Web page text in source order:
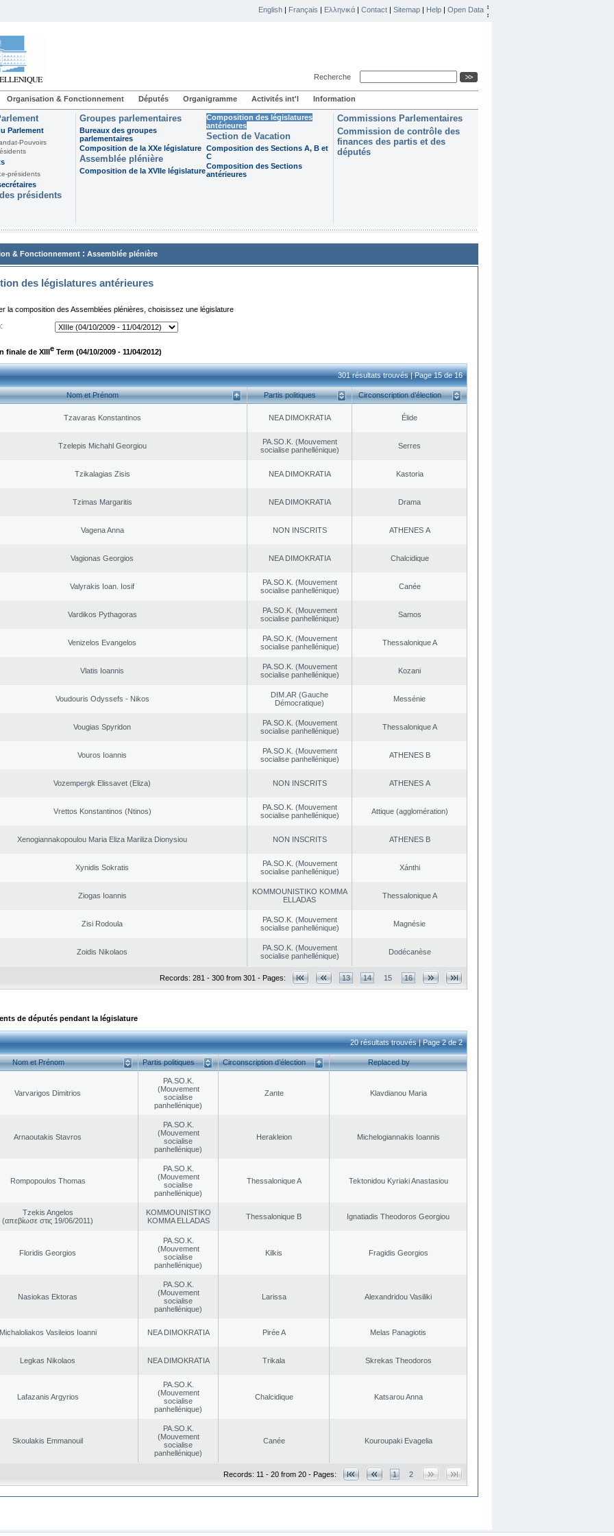
English | Français | Ελληνικά | Contact | Sitemap | Help | Open Data
Recherche
Organisation & Fonctionnement Députés Organigramme Activités int'l Information
Parlement
Pouvoirs
présidents
présidents
Groupes parlementaires
Bureaux des groupes
parlementaires
Composition de la XXe législature
Assemblée plénière
Composition de la XVIIe législature
Composition des législatures
antérieures
Section de Vacation
Composition des Sections A, B et
C
Composition des Sections
antérieures
Commissions Parlementaires
Commission de contrôle des
finances des partis et des
députés
& Fonctionnement : Assemblée plénière
des législatures antérieures
la composition des Assemblées plénières, choisissez une législature
finale de XIIIe Term (04/10/2009 - 11/04/2012)
301 résultats trouvés | Page 15 de 16
Nom et Prénom Partis politiques Circonscription d’élection
Tzavaras Konstantinos NEA DΙMOKRATIA Élide
Tzelepis Michahl Georgiou
PA.SO.K. (Mouvement
socialise panhellénique)
Serres
Tzikalagias Zisis NEA DΙMOKRATIA Kastoria
Tzimas Margaritis NEA DΙMOKRATIA Drama
Vagena Anna NON INSCRITS ATHENES Α
Vagionas Georgios NEA DΙMOKRATIA Chalcidique
Valyrakis Ioan. Iosif
PA.SO.K. (Mouvement
socialise panhellénique)
Canée
Vardikos Pythagoras
PA.SO.K. (Mouvement
socialise panhellénique)
Samos
Venizelos Evangelos
PA.SO.K. (Mouvement
socialise panhellénique)
Thessalonique A
Vlatis Ioannis
PA.SO.K. (Mouvement
socialise panhellénique)
Kozani
Voudouris Odyssefs - Nikos
DIM.AR (Gauche
Démocratique)
Messénie
Vougias Spyridon
PA.SO.K. (Mouvement
socialise panhellénique)
Thessalonique A
Vouros Ioannis
PA.SO.K. (Mouvement
socialise panhellénique)
ATHENES Β
Vozempergk Elissavet (Eliza) NON INSCRITS ATHENES Α
Vrettos Konstantinos (Ntinos)
PA.SO.K. (Mouvement
socialise panhellénique)
Αttique (agglomération)
Xenogiannakopoulou Maria Eliza Mariliza Dionysiou NON INSCRITS ATHENES Β
Xynidis Sokratis
PA.SO.K. (Mouvement
socialise panhellénique)
Xánthi
Ziogas Ioannis
KOMMOUNISTIKO KOMMA
ELLADAS
Thessalonique A
Zisi Rodoula
PA.SO.K. (Mouvement
socialise panhellénique)
Magnésie
Zoidis Nikolaos
PA.SO.K. (Mouvement
socialise panhellénique)
Dodécanèse
Records: 281 - 300 from 301 - Pages: 13 14 15 16
de députés pendant la législature
20 résultats trouvés | Page 2 de 2
Nom et Prénom Partis politiques Circonscription d’élection Replaced by
Varvarigos Dimitrios
PA.SO.K.
(Mouvement
socialise
panhellénique)
Zante Klavdianou Maria
Arnaoutakis Stavros
PA.SO.K.
(Mouvement
socialise
panhellénique)
Herakleion Michelogiannakis Ioannis
Rompopoulos Thomas
PA.SO.K.
(Mouvement
socialise
panhellénique)
Thessalonique A Tektonidou Kyriaki Anastasiou
Tzekis Angelos
(απεβίωσε στις 19/06/2011)
KOMMOUNISTIKO
KOMMA ELLADAS
Thessalonique B Ignatiadis Theodoros Georgiou
Floridis Georgios
PA.SO.K.
(Mouvement
socialise
panhellénique)
Kilkis Fragidis Georgios
Nasiokas Ektoras
PA.SO.K.
(Mouvement
socialise
panhellénique)
Larissa Alexandridou Vasiliki
Michaloliakos Vasileios Ioanni NEA DΙMOKRATIA Pirée A Melas Panagiotis
Legkas Nikolaos NEA DΙMOKRATIA Trikala Skrekas Theodoros
Lafazanis Argyrios
PA.SO.K.
(Mouvement
socialise
panhellénique)
Chalcidique Katsarou Anna
Skoulakis Emmanouil
PA.SO.K.
(Mouvement
socialise
panhellénique)
Canée Kouroupaki Evagelia
Records: 11 - 20 from 20 - Pages: 1 2